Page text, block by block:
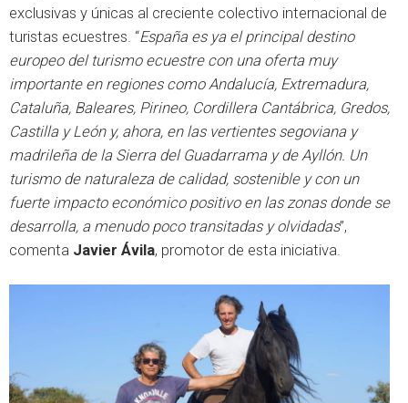
exclusivas y únicas al creciente colectivo internacional de
turistas ecuestres. “España es ya el principal destino
europeo del turismo ecuestre con una oferta muy
importante en regiones como Andalucía, Extremadura,
Cataluña, Baleares, Pirineo, Cordillera Cantábrica, Gredos,
Castilla y León y, ahora, en las vertientes segoviana y
madrileña de la Sierra del Guadarrama y de Ayllón. Un
turismo de naturaleza de calidad, sostenible y con un
fuerte impacto económico positivo en las zonas donde se
desarrolla, a menudo poco transitadas y olvidadas”,
comenta Javier Ávila, promotor de esta iniciativa.